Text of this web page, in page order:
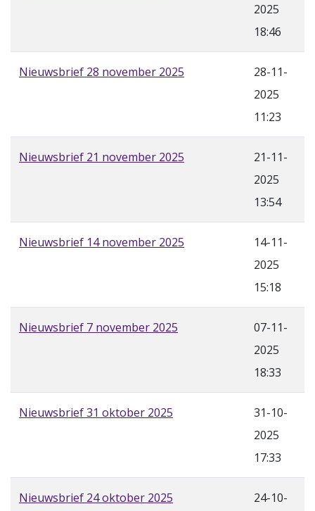
2025
18:46
Nieuwsbrief 28 november 2025
28-11-
2025
11:23
Nieuwsbrief 21 november 2025
21-11-
2025
13:54
Nieuwsbrief 14 november 2025
14-11-
2025
15:18
Nieuwsbrief 7 november 2025
07-11-
2025
18:33
Nieuwsbrief 31 oktober 2025
31-10-
2025
17:33
Nieuwsbrief 24 oktober 2025
24-10-